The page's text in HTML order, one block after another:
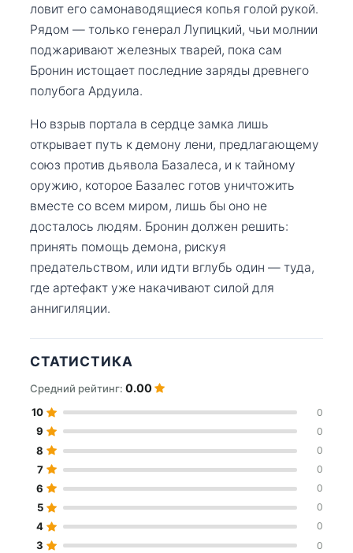
ловит его самонаводящиеся копья голой рукой.
Рядом — только генерал Лупицкий, чьи молнии
поджаривают железных тварей, пока сам
Бронин истощает последние заряды древнего
полубога Ардуила.
Но взрыв портала в сердце замка лишь
открывает путь к демону лени, предлагающему
союз против дьявола Базалеса, и к тайному
оружию, которое Базалес готов уничтожить
вместе со всем миром, лишь бы оно не
досталось людям. Бронин должен решить:
принять помощь демона, рискуя
предательством, или идти вглубь один — туда,
где артефакт уже накачивают силой для
аннигиляции.
СТАТИСТИКА
Средний рейтинг: 0.00
10 0
9 0
8 0
7 0
6 0
5 0
4 0
3 0